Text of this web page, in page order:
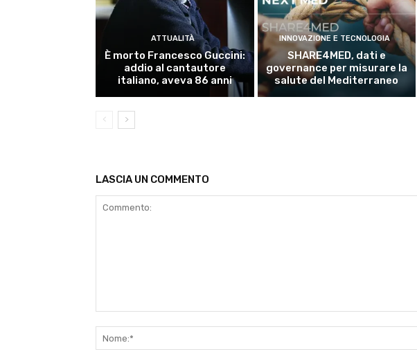
ATTUALITÀ
È morto Francesco Guccini:
addio al cantautore
italiano, aveva 86 anni
INNOVAZIONE E TECNOLOGIA
SHARE4MED, dati e
governance per misurare la
salute del Mediterraneo
LASCIA UN COMMENTO